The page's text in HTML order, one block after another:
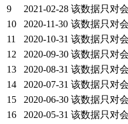
9
2021-02-28 该数据只对
10
2020-11-30 该数据只对
11
2020-10-31 该数据只对
12
2020-09-30 该数据只对
13
2020-08-31 该数据只对
14
2020-07-31 该数据只对
15
2020-06-30 该数据只对
16
2020-05-31 该数据只对